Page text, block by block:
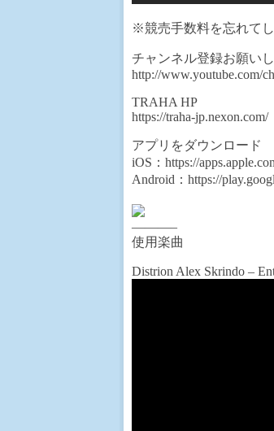
※競売手数料を忘れて
チャンネル登録お願いし
http://www.youtube.com/
TRAHA HP
https://traha-jp.nexon.com/
アプリをダウンロード
iOS：https://
Android：https://
———–
使用楽曲
Distrion Alex Skrindo –